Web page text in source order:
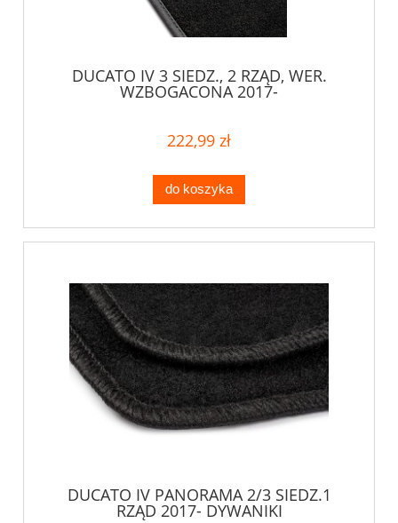
DUCATO IV 3 SIEDZ., 2 RZĄD, WER.
WZBOGACONA 2017-
222,99 zł
do koszyka
DUCATO IV PANORAMA 2/3 SIEDZ.1
RZĄD 2017- DYWANIKI